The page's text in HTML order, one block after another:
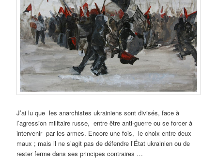
J’ai lu que les anarchistes ukrainiens sont divisés, face à
l’agression militaire russe, entre être anti-guerre ou se forcer à
intervenir par les armes. Encore une fois, le choix entre deux
maux ; mais il ne s’agit pas de défendre l’État ukrainien ou de
rester ferme dans ses principes contraires …